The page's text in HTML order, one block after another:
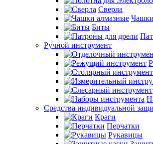
Сверла
Биты
Ручной инструмент
Средства индивидуальной
Краги
Перчатки
Рукавицы